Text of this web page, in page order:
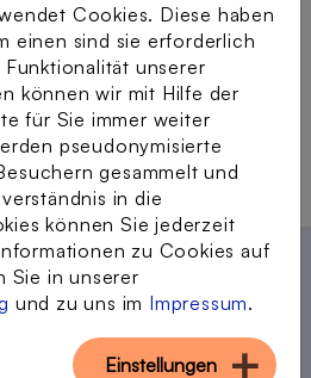
Mehrgenerationenhaus
zur Planung
Schritte / Einstieg
| Angebot
24. Juni
Cookies. Diese haben
einen sind sie erforderlich
unserer
können wir mit Hilfe der
für Sie immer weiter
pseudonymisierte
gesammelt und
in die
können Sie jederzeit
zu Cookies auf
Sie in unserer
und zu uns im Impressum.
Einstellungen